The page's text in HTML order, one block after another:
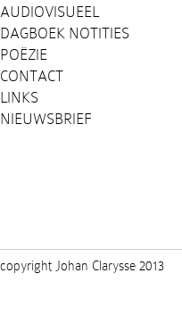
AUDIOVISUEEL
DAGBOEK NOTITIES
POËZIE
CONTACT
LINKS
NIEUWSBRIEF
copyright Johan Clarysse 2013